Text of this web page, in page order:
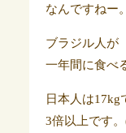
なんですねー。
ブラジル人が
一年間に食べ
日本人は17kg
3倍以上です。